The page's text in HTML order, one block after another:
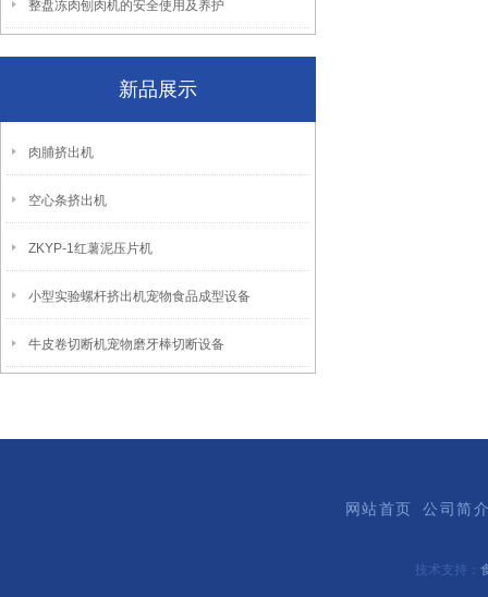
整盘冻肉刨肉机的安全使用及养护
新品展示
肉脯挤出机
空心条挤出机
ZKYP-1红薯泥压片机
小型实验螺杆挤出机宠物食品成型设备
牛皮卷切断机宠物磨牙棒切断设备
网站首页 公司简
技术支持：